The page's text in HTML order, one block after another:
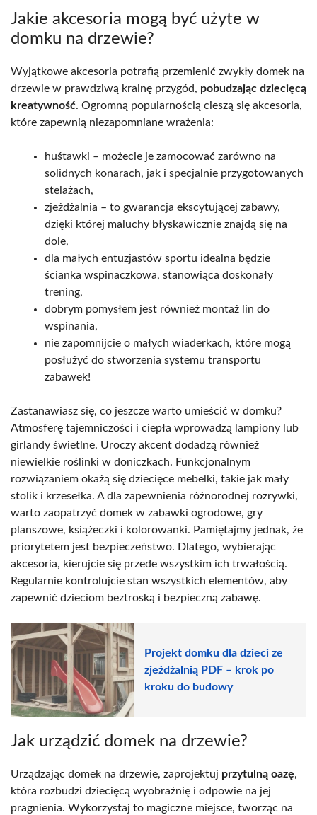
Jakie akcesoria mogą być użyte w
domku na drzewie?
Wyjątkowe akcesoria potrafią przemienić zwykły domek na
drzewie w prawdziwą krainę przygód, pobudzając dziecięcą
kreatywność. Ogromną popularnością cieszą się akcesoria,
które zapewnią niezapomniane wrażenia:
huśtawki – możecie je zamocować zarówno na
solidnych konarach, jak i specjalnie przygotowanych
stelażach,
zjeżdżalnia – to gwarancja ekscytującej zabawy,
dzięki której maluchy błyskawicznie znajdą się na
dole,
dla małych entuzjastów sportu idealna będzie
ścianka wspinaczkowa, stanowiąca doskonały
trening,
dobrym pomysłem jest również montaż lin do
wspinania,
nie zapomnijcie o małych wiaderkach, które mogą
posłużyć do stworzenia systemu transportu
zabawek!
Zastanawiasz się, co jeszcze warto umieścić w domku?
Atmosferę tajemniczości i ciepła wprowadzą lampiony lub
girlandy świetlne. Uroczy akcent dodadzą również
niewielkie roślinki w doniczkach. Funkcjonalnym
rozwiązaniem okażą się dziecięce mebelki, takie jak mały
stolik i krzesełka. A dla zapewnienia różnorodnej rozrywki,
warto zaopatrzyć domek w zabawki ogrodowe, gry
planszowe, książeczki i kolorowanki. Pamiętajmy jednak, że
priorytetem jest bezpieczeństwo. Dlatego, wybierając
akcesoria, kierujcie się przede wszystkim ich trwałością.
Regularnie kontrolujcie stan wszystkich elementów, aby
zapewnić dzieciom beztroską i bezpieczną zabawę.
Projekt domku dla dzieci ze
zjeżdżalnią PDF – krok po
kroku do budowy
Jak urządzić domek na drzewie?
Urządzając domek na drzewie, zaprojektuj przytulną oazę,
która rozbudzi dziecięcą wyobraźnię i odpowie na jej
pragnienia. Wykorzystaj to magiczne miejsce, tworząc na